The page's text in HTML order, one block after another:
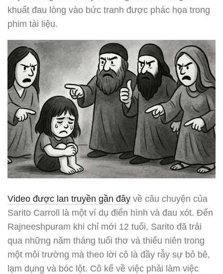
khuất đau lòng vào bức tranh được phác họa trong
phim tài liệu.
Video được lan truyền gần đây về câu chuyện của
Sarito Carroll là một ví dụ điển hình và đau xót. Đến
Rajneeshpuram khi chỉ mới 12 tuổi, Sarito đã trải
qua những năm tháng tuổi thơ và thiếu niên trong
một môi trường mà theo lời cô là đầy rẫy sự bỏ bê,
lạm dụng và bóc lột. Cô kể về việc phải làm việc